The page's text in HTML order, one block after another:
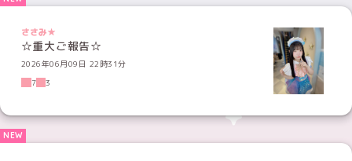
ささみ★
☆重大ご報告☆
2026年06月09日 22時31分
7
3